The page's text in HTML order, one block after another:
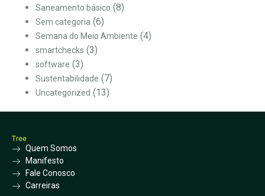
Saneamento básico (8)
Sem categoria (6)
Semana do Meio Ambiente (4)
smartchecks (3)
software (3)
Sustentabilidade (7)
Uncategorized (13)
Tree
Quem Somos
Manifesto
Fale Conosco
Carreiras